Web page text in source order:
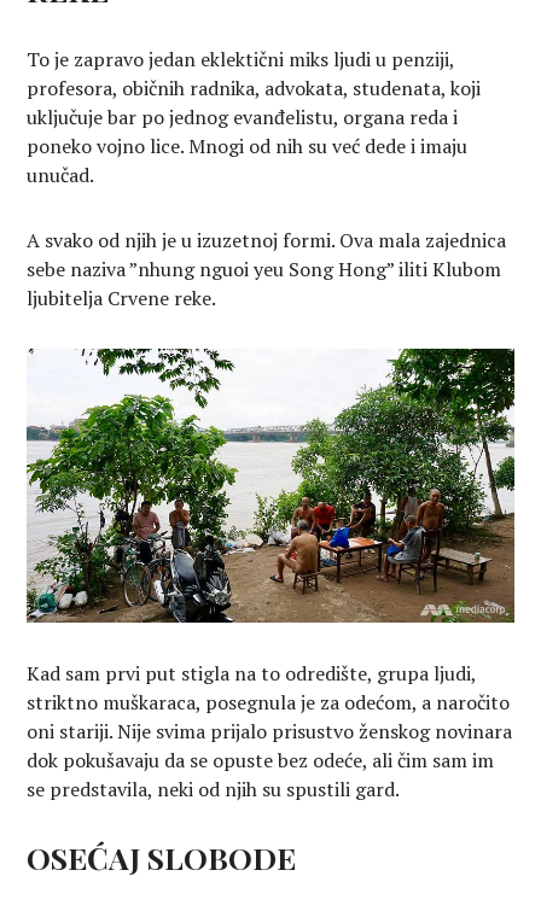
To je zapravo jedan eklektični miks ljudi u penziji,
profesora, običnih radnika, advokata, studenata, koji
uključuje bar po jednog evanđelistu, organa reda i
poneko vojno lice. Mnogi od nih su već dede i imaju
unučad.
A svako od njih je u izuzetnoj formi. Ova mala zajednica
sebe naziva ”nhung nguoi yeu Song Hong” iliti Klubom
ljubitelja Crvene reke.
Kad sam prvi put stigla na to odredište, grupa ljudi,
striktno muškaraca, posegnula je za odećom, a naročito
oni stariji. Nije svima prijalo prisustvo ženskog novinara
dok pokušavaju da se opuste bez odeće, ali čim sam im
se predstavila, neki od njih su spustili gard.
OSEĆAJ SLOBODE